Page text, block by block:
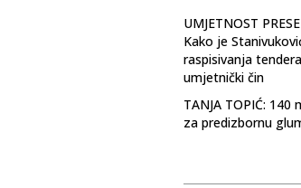
UMJETNOST
Kako je
raspisivanja
umjetnički čin
TANJA TOPIĆ: 140
za predizbornu